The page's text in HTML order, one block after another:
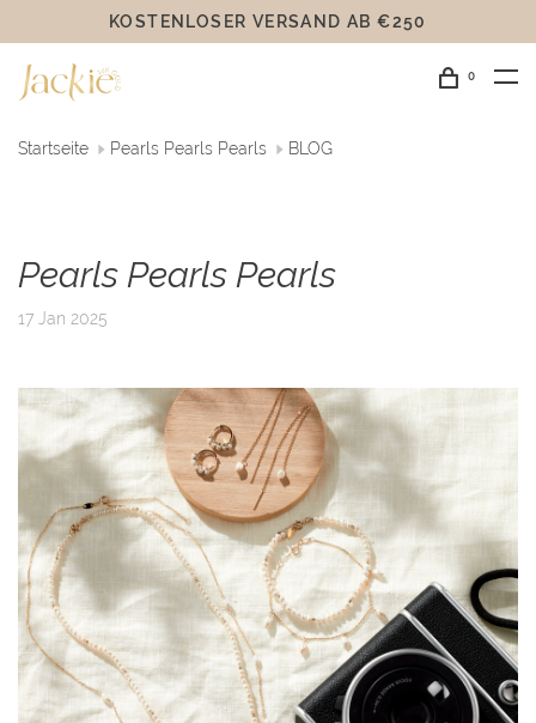
KOSTENLOSER VERSAND AB €250
0
Startseite Pearls Pearls Pearls BLOG
Pearls Pearls Pearls
17 Jan 2025